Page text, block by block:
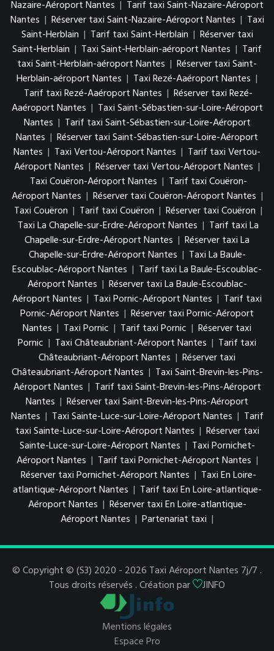
Nazaire-Aéroport Nantes | Tarif taxi Saint-Nazaire-Aéroport
Nantes | Réserver taxi Saint-Nazaire-Aéroport Nantes | Taxi
Saint-Herblain | Tarif taxi Saint-Herblain | Réserver taxi
Saint-Herblain | Taxi Saint-Herblain-aéroport Nantes | Tarif
taxi Saint-Herblain-aéroport Nantes | Réserver taxi Saint-
Herblain-aéroport Nantes | Taxi Rezé-Aaéroport Nantes |
Tarif taxi Rezé-Aaéroport Nantes | Réserver taxi Rezé-
Aaéroport Nantes | Taxi Saint-Sébastien-sur-Loire-Aéroport
Nantes | Tarif taxi Saint-Sébastien-sur-Loire-Aéroport
Nantes | Réserver taxi Saint-Sébastien-sur-Loire-Aéroport
Nantes | Taxi Vertou-Aéroport Nantes | Tarif taxi Vertou-
Aéroport Nantes | Réserver taxi Vertou-Aéroport Nantes |
Taxi Couëron-Aéroport Nantes | Tarif taxi Couëron-
Aéroport Nantes | Réserver taxi Couëron-Aéroport Nantes |
Taxi Couëron | Tarif taxi Couëron | Réserver taxi Couëron |
Taxi La Chapelle-sur-Erdre-Aéroport Nantes | Tarif taxi La
Chapelle-sur-Erdre-Aéroport Nantes | Réserver taxi La
Chapelle-sur-Erdre-Aéroport Nantes | Taxi La Baule-
Escoublac-Aéroport Nantes | Tarif taxi La Baule-Escoublac-
Aéroport Nantes | Réserver taxi La Baule-Escoublac-
Aéroport Nantes | Taxi Pornic-Aéroport Nantes | Tarif taxi
Pornic-Aéroport Nantes | Réserver taxi Pornic-Aéroport
Nantes | Taxi Pornic | Tarif taxi Pornic | Réserver taxi
Pornic | Taxi Châteaubriant-Aéroport Nantes | Tarif taxi
Châteaubriant-Aéroport Nantes | Réserver taxi
Châteaubriant-Aéroport Nantes | Taxi Saint-Brevin-les-Pins-
Aéroport Nantes | Tarif taxi Saint-Brevin-les-Pins-Aéroport
Nantes | Réserver taxi Saint-Brevin-les-Pins-Aéroport
Nantes | Taxi Sainte-Luce-sur-Loire-Aéroport Nantes | Tarif
taxi Sainte-Luce-sur-Loire-Aéroport Nantes | Réserver taxi
Sainte-Luce-sur-Loire-Aéroport Nantes | Taxi Pornichet-
Aéroport Nantes | Tarif taxi Pornichet-Aéroport Nantes |
Réserver taxi Pornichet-Aéroport Nantes | Taxi En Loire-
atlantique-Aéroport Nantes | Tarif taxi En Loire-atlantique-
Aéroport Nantes | Réserver taxi En Loire-atlantique-
Aéroport Nantes | Partenariat taxi |
© Copyright © (S3) 2020 - 2026 Taxi Aéroport Nantes 7j/7 .
Tous droits réservés . Création par
JINFO
Mentions légales
Espace Pro